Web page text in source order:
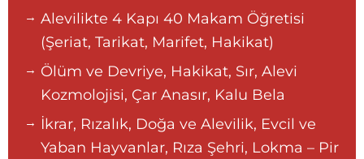
Alevilikte 4 Kapı 40 Makam Öğretisi
(Şeriat, Tarikat, Marifet, Hakikat)
Ölüm ve Devriye, Hakikat, Sır, Alevi
Kozmolojisi, Çar Anasır, Kalu Bela
İkrar, Rızalık, Doğa ve Alevilik, Evcil ve
Yaban Hayvanlar, Rıza Şehri, Lokma – Pir